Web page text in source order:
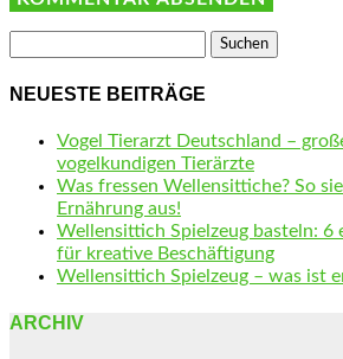
nach:
NEUESTE BEITRÄGE
Vogel Tierarzt Deutschland –
vogelkundigen Tierärzte
Was fressen Wellensittiche? So
Ernährung aus!
Wellensittich Spielzeug basteln: 6
für kreative Beschäftigung
Wellensittich Spielzeug – was ist
ARCHIV